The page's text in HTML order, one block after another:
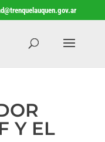
Y EL